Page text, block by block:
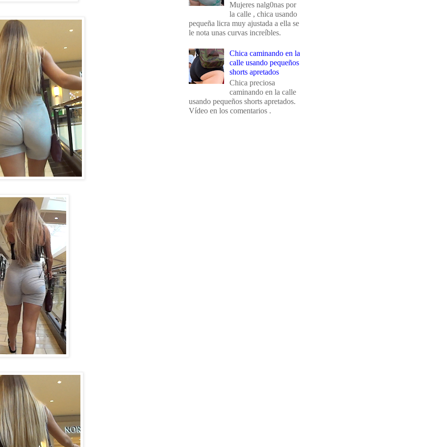
Mujeres nalg0nas por
la calle , chica usando
pequeña licra muy ajustada a ella se
le nota unas curvas increíbles.
Chica caminando en la
calle usando pequeños
shorts apretados
Chica preciosa
caminando en la calle
usando pequeños shorts apretados.
Vídeo en los comentarios .